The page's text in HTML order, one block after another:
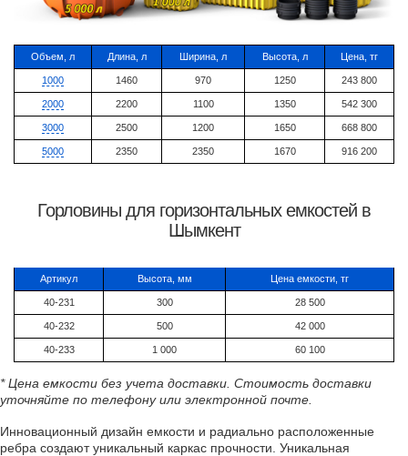
Объем, л Длина, л Ширина, л Высота, л Цена, тг
1000 1460 970 1250 243 800
2000 2200 1100 1350 542 300
3000 2500 1200 1650 668 800
5000 2350 2350 1670 916 200
Горловины для горизонтальных емкостей в
Шымкент
Артикул Высота, мм Цена емкости, тг
40-231 300 28 500
40-232 500 42 000
40-233 1 000 60 100
* Цена емкости без учета доставки. Стоимость доставки
уточняйте по телефону или электронной почте.
Инновационный дизайн емкости и радиально расположенные
ребра создают уникальный каркас прочности. Уникальная